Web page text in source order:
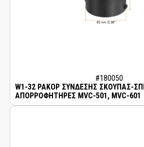
#180050
W1-32 ΡΑΚΟΡ ΣΥΝΔΕΣΗΣ ΣΚΟΥΠΑΣ-
ΑΠΟΡΡΟΦΗΤΗΡΕΣ MVC-501, MVC-601